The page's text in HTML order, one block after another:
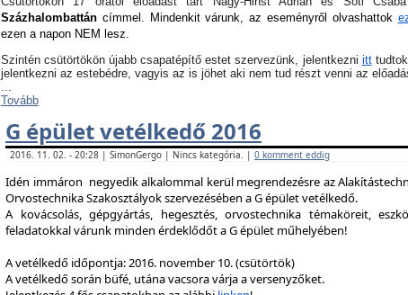
Százhalombattán címmel. Mindenkit várunk, az eseményről olvashattok
ezen a napon NEM lesz.
Szintén csütörtökön újabb csapatépítő estet szervezünk, jelentkezni itt
jelentkezni az estebédre, vagyis az is jöhet aki nem tud részt venni az
...
Tovább
G épület vetélkedő 2016
2016. 11. 02. - 20:28 | SimonGergo | Nincs kategória. | 0 komment eddig
Idén immáron negyedik alkalommal kerül megrendezésre az
Orvostechnika Szakosztályok szervezésében a G épület vetélkedő.
A kovácsolás, gépgyártás, hegesztés, orvostechnika témaköreit,
feladatokkal várunk minden érdeklődőt a G épület műhelyében!
A vetélkedő időpontja: 2016. november 10. (csütörtök)
A vetélkedő során büfé, utána vacsora várja a versenyzőket.